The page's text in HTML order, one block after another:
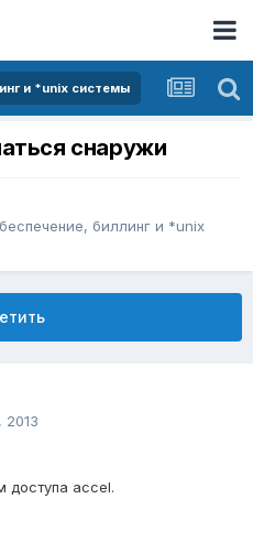
и *unix системы
снаружи
биллинг и *unix
2013
доступа accel.